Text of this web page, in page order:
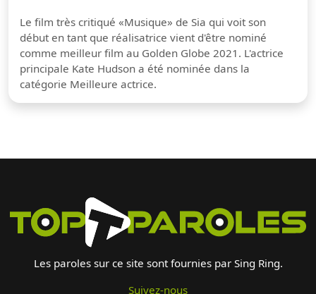
Le film très critiqué «Musique» de Sia qui voit son
début en tant que réalisatrice vient d'être nominé
comme meilleur film au Golden Globe 2021. L'actrice
principale Kate Hudson a été nominée dans la
catégorie Meilleure actrice.
Les paroles sur ce site sont fournies par Sing Ring.
Suivez-nous